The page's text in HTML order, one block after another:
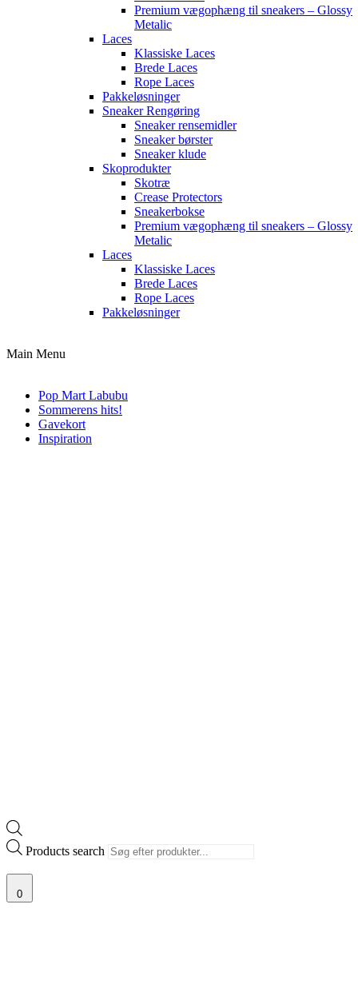
Premium vægophæng til sneakers – Glossy
Metalic
Laces
Klassiske Laces
Brede Laces
Rope Laces
Pakkeløsninger
Sneaker Rengøring
Sneaker rensemidler
Sneaker børster
Sneaker klude
Skoprodukter
Skotræ
Crease Protectors
Sneakerbokse
Premium vægophæng til sneakers – Glossy
Metalic
Laces
Klassiske Laces
Brede Laces
Rope Laces
Pakkeløsninger
Main Menu
Pop Mart Labubu
Sommerens hits!
Gavekort
Inspiration
Products search
0